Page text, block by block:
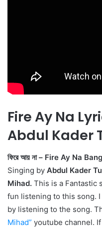
Fire Ay Na
Abdul Kader
ফিরে আয় না – Fire Ay Na
Singing by Abdul Kader
Mihad. This is a Fantastic
fun listening to this song.
by listening to the song.
Mihad” youtube channel.